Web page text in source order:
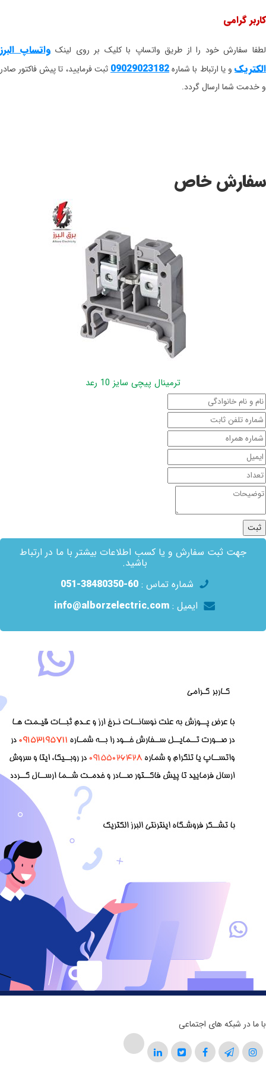
کاربر گرامی
لطفا سفارش خود را از طریق واتساپ با کلیک بر روی لینکواتساپ البرز
الکتریک و یا ارتباط با شماره09029023182ثبت فرمایید، تا پیش فاکتور صادر
و خدمت شما ارسال گردد.
سفارش خاص
ترمینال پیچی سایز 10 رعد
جهت ثبت سفارش و یا کسب اطلاعات بیشتر با ما در ارتباط
باشید.
شماره تماس : 60-38480350-051
ایمیل : info@alborzelectric.com
با ما در شبکه های اجتماعی